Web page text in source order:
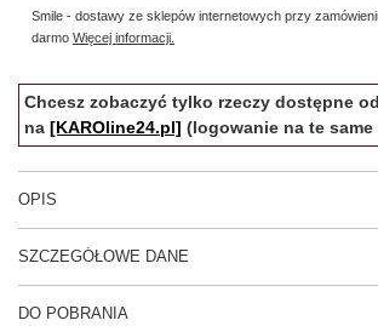
Smile - dostawy ze sklepów internetowych przy
darmo Więcej informacji.
Chcesz zobaczyć tylko rzeczy dostępne
na [KAROline24.pl] (logowanie na te same
OPIS
SZCZEGÓŁOWE DANE
DO POBRANIA